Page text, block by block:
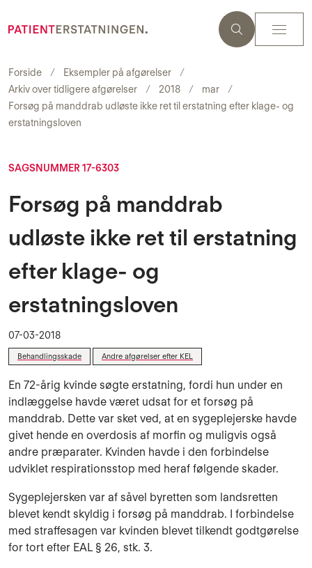
Forside
Eksempler på afgørelser
Arkiv over tidligere afgørelser
2018
mar
Forsøg på manddrab udløste ikke ret til erstatning efter klage- og
erstatningsloven
SAGSNUMMER 17-6303
Forsøg på manddrab
udløste ikke ret til erstatning
efter klage- og
erstatningsloven
07-03-2018
Behandlingsskade Andre afgørelser efter KEL
En 72-årig kvinde søgte erstatning, fordi hun under en
indlæggelse havde været udsat for et forsøg på
manddrab. Dette var sket ved, at en sygeplejerske havde
givet hende en overdosis af morfin og muligvis også
andre præparater. Kvinden havde i den forbindelse
udviklet respirationsstop med heraf følgende skader.
Sygeplejersken var af såvel byretten som landsretten
blevet kendt skyldig i forsøg på manddrab. I forbindelse
med straffesagen var kvinden blevet tilkendt godtgørelse
for tort efter EAL § 26, stk. 3.